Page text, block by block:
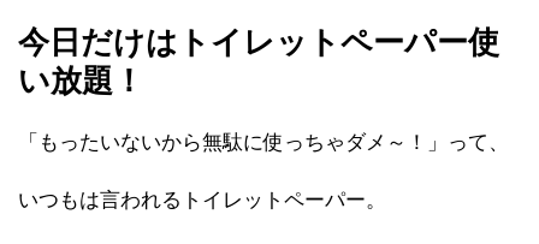
今日だけはトイレットペーパー使
い放題！
「もったいないから無駄に使っちゃダメ～！」って、
いつもは言われるトイレットペーパー。